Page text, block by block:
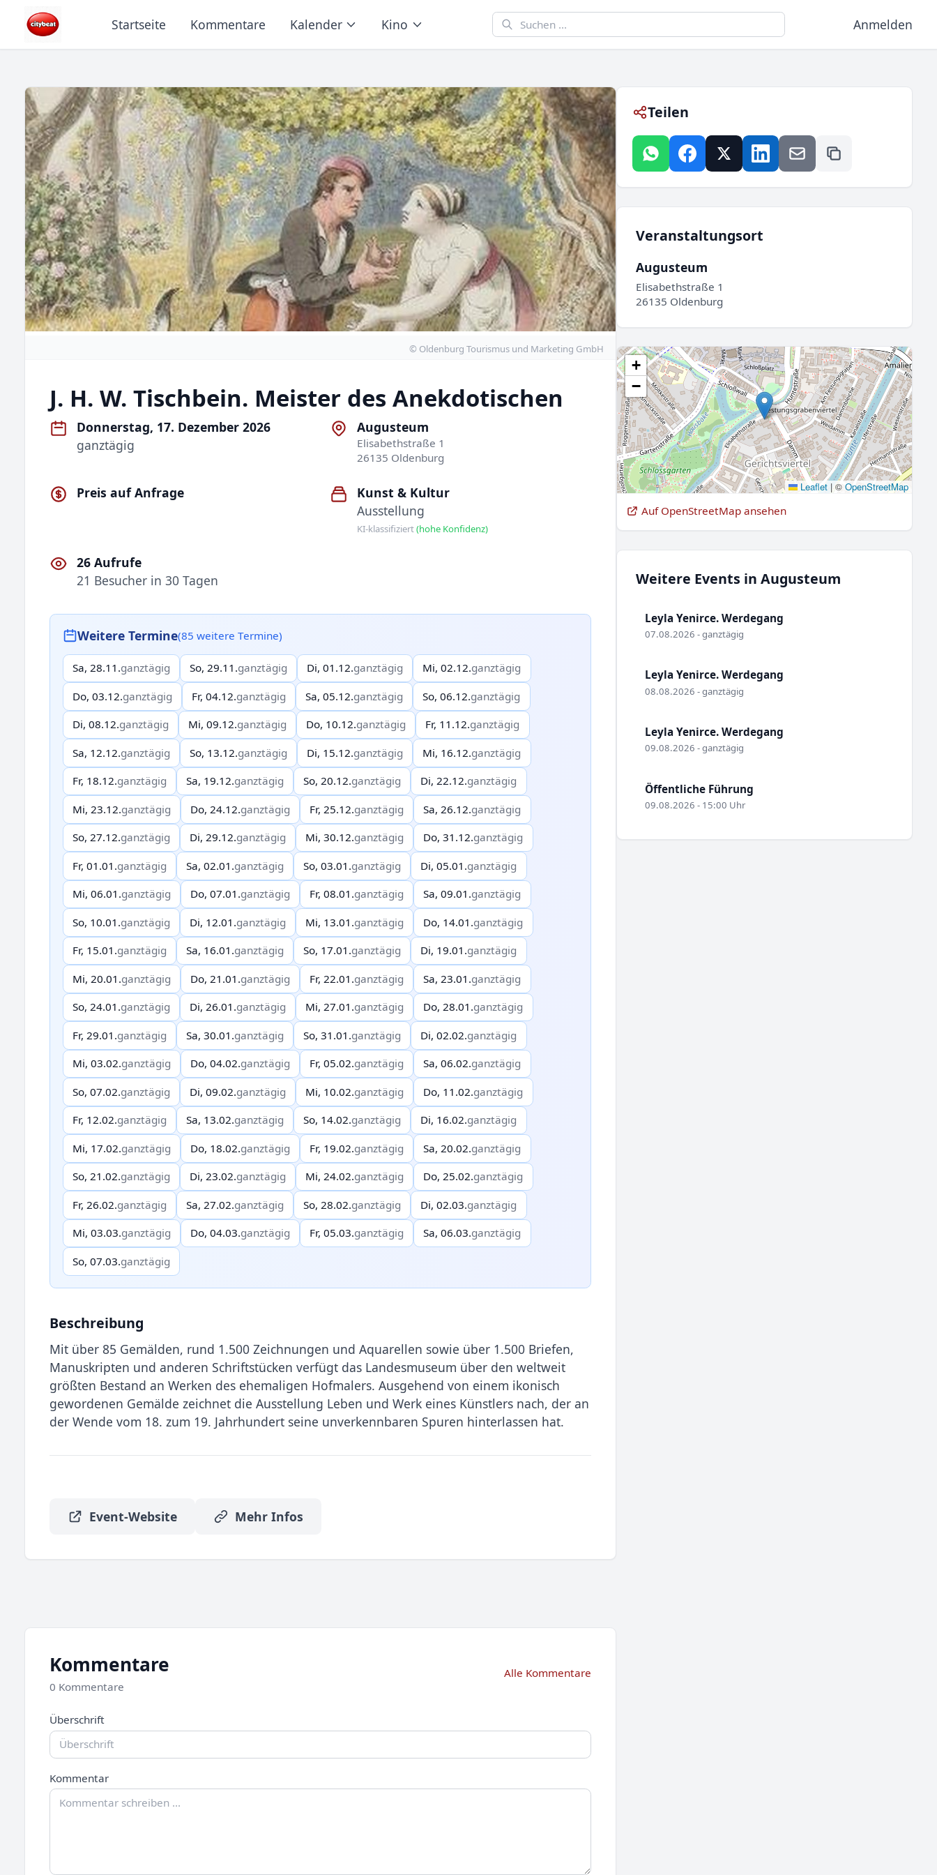
Startseite Kommentare Kalender Kino Anmelden
© Oldenburg Tourismus und Marketing GmbH
J. H. W. Tischbein. Meister des Anekdotischen
Donnerstag, 17. Dezember 2026
ganztägig
Augusteum
Elisabethstraße 1
26135 Oldenburg
Preis auf Anfrage
Kunst & Kultur
Ausstellung
KI-klassifiziert(hohe Konfidenz)
26 Aufrufe
21 Besucher in 30 Tagen
Weitere Termine(85 weitere Termine)
Sa, 28.11.ganztägig So, 29.11.ganztägig Di, 01.12.ganztägig Mi, 02.12.ganztägig
Do, 03.12.ganztägig Fr, 04.12.ganztägig Sa, 05.12.ganztägig So, 06.12.ganztägig
Di, 08.12.ganztägig Mi, 09.12.ganztägig Do, 10.12.ganztägig Fr, 11.12.ganztägig
Sa, 12.12.ganztägig So, 13.12.ganztägig Di, 15.12.ganztägig Mi, 16.12.ganztägig
Fr, 18.12.ganztägig Sa, 19.12.ganztägig So, 20.12.ganztägig Di, 22.12.ganztägig
Mi, 23.12.ganztägig Do, 24.12.ganztägig Fr, 25.12.ganztägig Sa, 26.12.ganztägig
So, 27.12.ganztägig Di, 29.12.ganztägig Mi, 30.12.ganztägig Do, 31.12.ganztägig
Fr, 01.01.ganztägig Sa, 02.01.ganztägig So, 03.01.ganztägig Di, 05.01.ganztägig
Mi, 06.01.ganztägig Do, 07.01.ganztägig Fr, 08.01.ganztägig Sa, 09.01.ganztägig
So, 10.01.ganztägig Di, 12.01.ganztägig Mi, 13.01.ganztägig Do, 14.01.ganztägig
Fr, 15.01.ganztägig Sa, 16.01.ganztägig So, 17.01.ganztägig Di, 19.01.ganztägig
Mi, 20.01.ganztägig Do, 21.01.ganztägig Fr, 22.01.ganztägig Sa, 23.01.ganztägig
So, 24.01.ganztägig Di, 26.01.ganztägig Mi, 27.01.ganztägig Do, 28.01.ganztägig
Fr, 29.01.ganztägig Sa, 30.01.ganztägig So, 31.01.ganztägig Di, 02.02.ganztägig
Mi, 03.02.ganztägig Do, 04.02.ganztägig Fr, 05.02.ganztägig Sa, 06.02.ganztägig
So, 07.02.ganztägig Di, 09.02.ganztägig Mi, 10.02.ganztägig Do, 11.02.ganztägig
Fr, 12.02.ganztägig Sa, 13.02.ganztägig So, 14.02.ganztägig Di, 16.02.ganztägig
Mi, 17.02.ganztägig Do, 18.02.ganztägig Fr, 19.02.ganztägig Sa, 20.02.ganztägig
So, 21.02.ganztägig Di, 23.02.ganztägig Mi, 24.02.ganztägig Do, 25.02.ganztägig
Fr, 26.02.ganztägig Sa, 27.02.ganztägig So, 28.02.ganztägig Di, 02.03.ganztägig
Mi, 03.03.ganztägig Do, 04.03.ganztägig Fr, 05.03.ganztägig Sa, 06.03.ganztägig
So, 07.03.ganztägig
Beschreibung
Mit über 85 Gemälden, rund 1.500 Zeichnungen und Aquarellen sowie über 1.500 Briefen,
Manuskripten und anderen Schriftstücken verfügt das Landesmuseum über den weltweit
größten Bestand an Werken des ehemaligen Hofmalers. Ausgehend von einem ikonisch
gewordenen Gemälde zeichnet die Ausstellung Leben und Werk eines Künstlers nach, der an
der Wende vom 18. zum 19. Jahrhundert seine unverkennbaren Spuren hinterlassen hat.
Event-Website Mehr Infos
Teilen
Veranstaltungsort
Augusteum
Elisabethstraße 1
26135 Oldenburg
+
−
Leaflet |© OpenStreetMap
Auf OpenStreetMap ansehen
Weitere Events in Augusteum
Leyla Yenirce. Werdegang
07.08.2026 - ganztägig
Leyla Yenirce. Werdegang
08.08.2026 - ganztägig
Leyla Yenirce. Werdegang
09.08.2026 - ganztägig
Öffentliche Führung
09.08.2026 - 15:00 Uhr
Kommentare
0 Kommentare
Alle Kommentare
Überschrift
Kommentar